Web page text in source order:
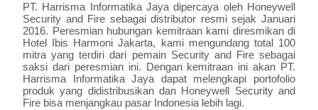
PT. Harrisma Informatika Jaya dipercaya oleh Honeywell
Security and Fire sebagai distributor resmi sejak Januari
2016. Peresmian hubungan kemitraan kami diresmikan di
Hotel Ibis Harmoni Jakarta, kami mengundang total 100
mitra yang terdiri dari pemain Security and Fire sebagai
saksi dari peresmian ini. Dengan kemitraan ini akan PT.
Harrisma Informatika Jaya dapat melengkapi portofolio
produk yang didistribusikan dan Honeywell Security and
Fire bisa menjangkau pasar Indonesia lebih lagi.